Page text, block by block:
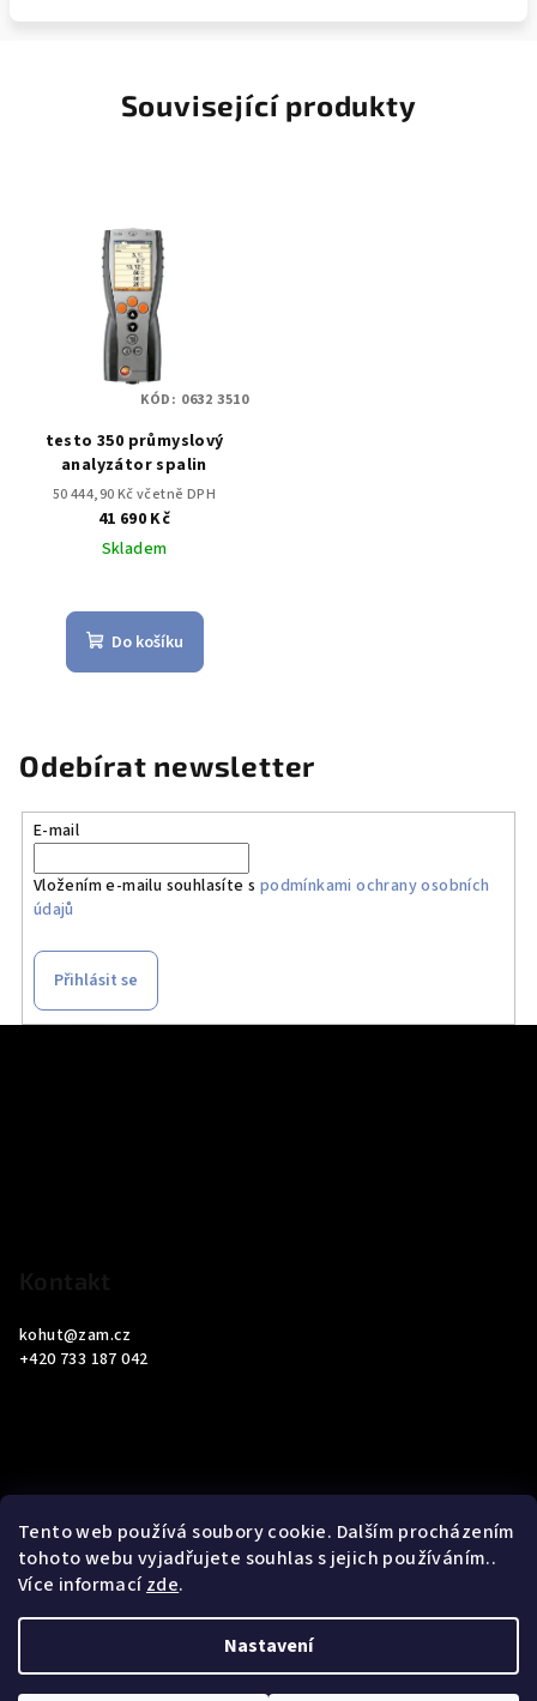
Tento web používá soubory cookie. Dalším procházením
tohoto webu vyjadřujete souhlas s jejich používáním..
Více informacízde.
Nastavení
Související produkty
testo 350 průmyslový
analyzátor spalin
50 444,90 Kč včetně DPH
41 690 Kč
Skladem
Do košíku
KÓD: 0632 3510
Odebírat newsletter
E-mail
Vložením e-mailu souhlasíte s podmínkami ochrany osobních
údajů
Přihlásit se
kohut@zam.cz
+420 733 187 042
Informace pro vás
Obchodní podmínky